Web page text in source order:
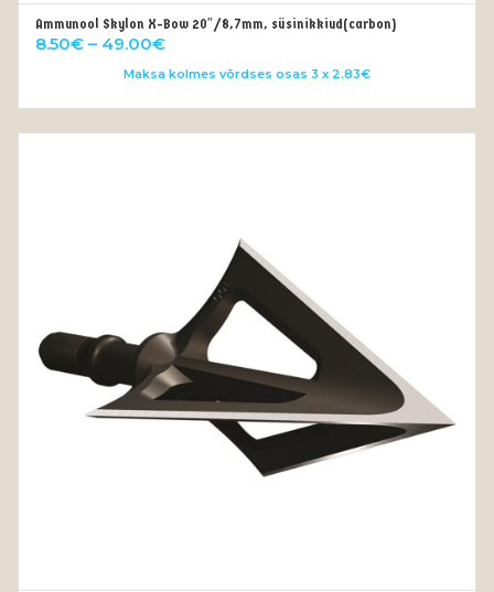
VALI
Ammunool Skylon X-Bow 20″/8,7mm, süsinikkiud(carbon)
8.50€ – 49.00€Price
range:
through
49.00€
Maksa kolmes võrdses osas 3 x 2.83€